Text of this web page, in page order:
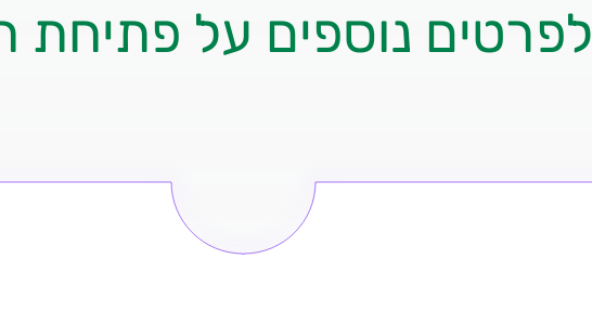
לפרטים נוספים על פתיחת